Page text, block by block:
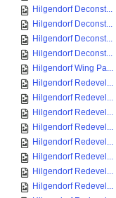
Hilgendorf Deconst...
Hilgendorf Deconst...
Hilgendorf Deconst...
Hilgendorf Deconst...
Hilgendorf Wing Pa...
Hilgendorf Redevel...
Hilgendorf Redevel...
Hilgendorf Redevel...
Hilgendorf Redevel...
Hilgendorf Redevel...
Hilgendorf Redevel...
Hilgendorf Redevel...
Hilgendorf Redevel...